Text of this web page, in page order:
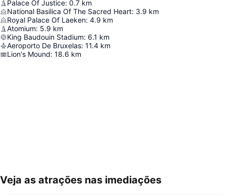
Palace Of Justice: 0.7 km
National Basilica Of The Sacred Heart: 3.9 km
Royal Palace Of Laeken: 4.9 km
Atomium: 5.9 km
King Baudouin Stadium: 6.1 km
Aeroporto De Bruxelas: 11.4 km
Lion's Mound: 18.6 km
Ampliar mapa
Veja as atrações nas imediações